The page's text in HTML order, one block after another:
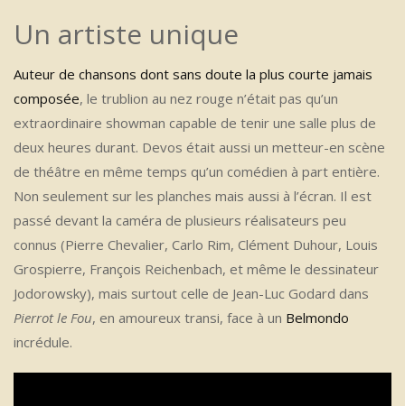
Un artiste unique
Auteur de chansons dont sans doute la plus courte jamais
composée, le trublion au nez rouge n’était pas qu’un
extraordinaire showman capable de tenir une salle plus de
deux heures durant. Devos était aussi un metteur-en scène
de théâtre en même temps qu’un comédien à part entière.
Non seulement sur les planches mais aussi à l’écran. Il est
passé devant la caméra de plusieurs réalisateurs peu
connus (Pierre Chevalier, Carlo Rim, Clément Duhour, Louis
Grospierre, François Reichenbach, et même le dessinateur
Jodorowsky), mais surtout celle de Jean-Luc Godard dans
Pierrot le Fou, en amoureux transi, face à un Belmondo
incrédule.